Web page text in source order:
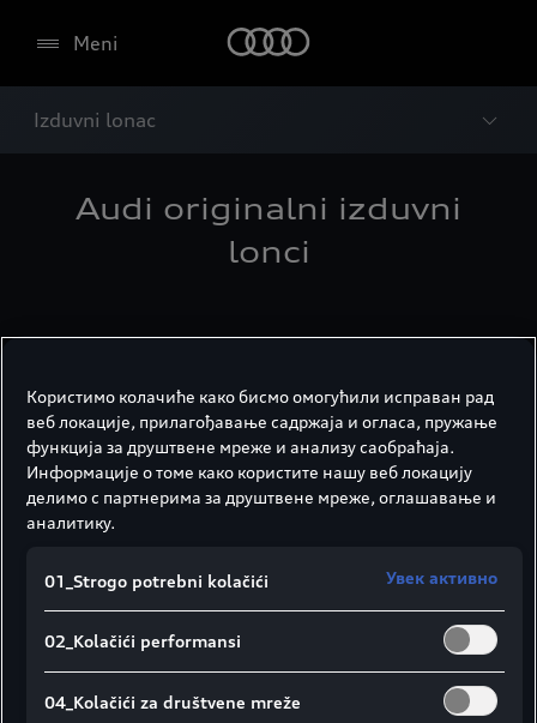
Meni
Izduvni lonac
Audi originalni izduvni
lonci
Користимо колачиће како бисмо омогућили исправан рад
веб локације, прилагођавање садржаја и огласа, пружање
функција за друштвене мреже и анализу саобраћаја.
Информације о томе како користите нашу веб локацију
делимо с партнерима за друштвене мреже, оглашавање и
аналитику.
01_Strogo potrebni kolačići Увек активно
02_Kolačići performansi
04_Kolačići za društvene mreže